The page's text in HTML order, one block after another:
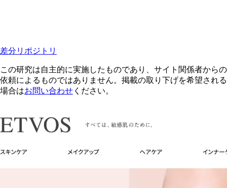
差分リポジトリ
この研究は自主的に実施したものであり、サイト関係者からの
依頼によるものではありません。掲載の取り下げを希望される
場合はお問い合わせ ください。